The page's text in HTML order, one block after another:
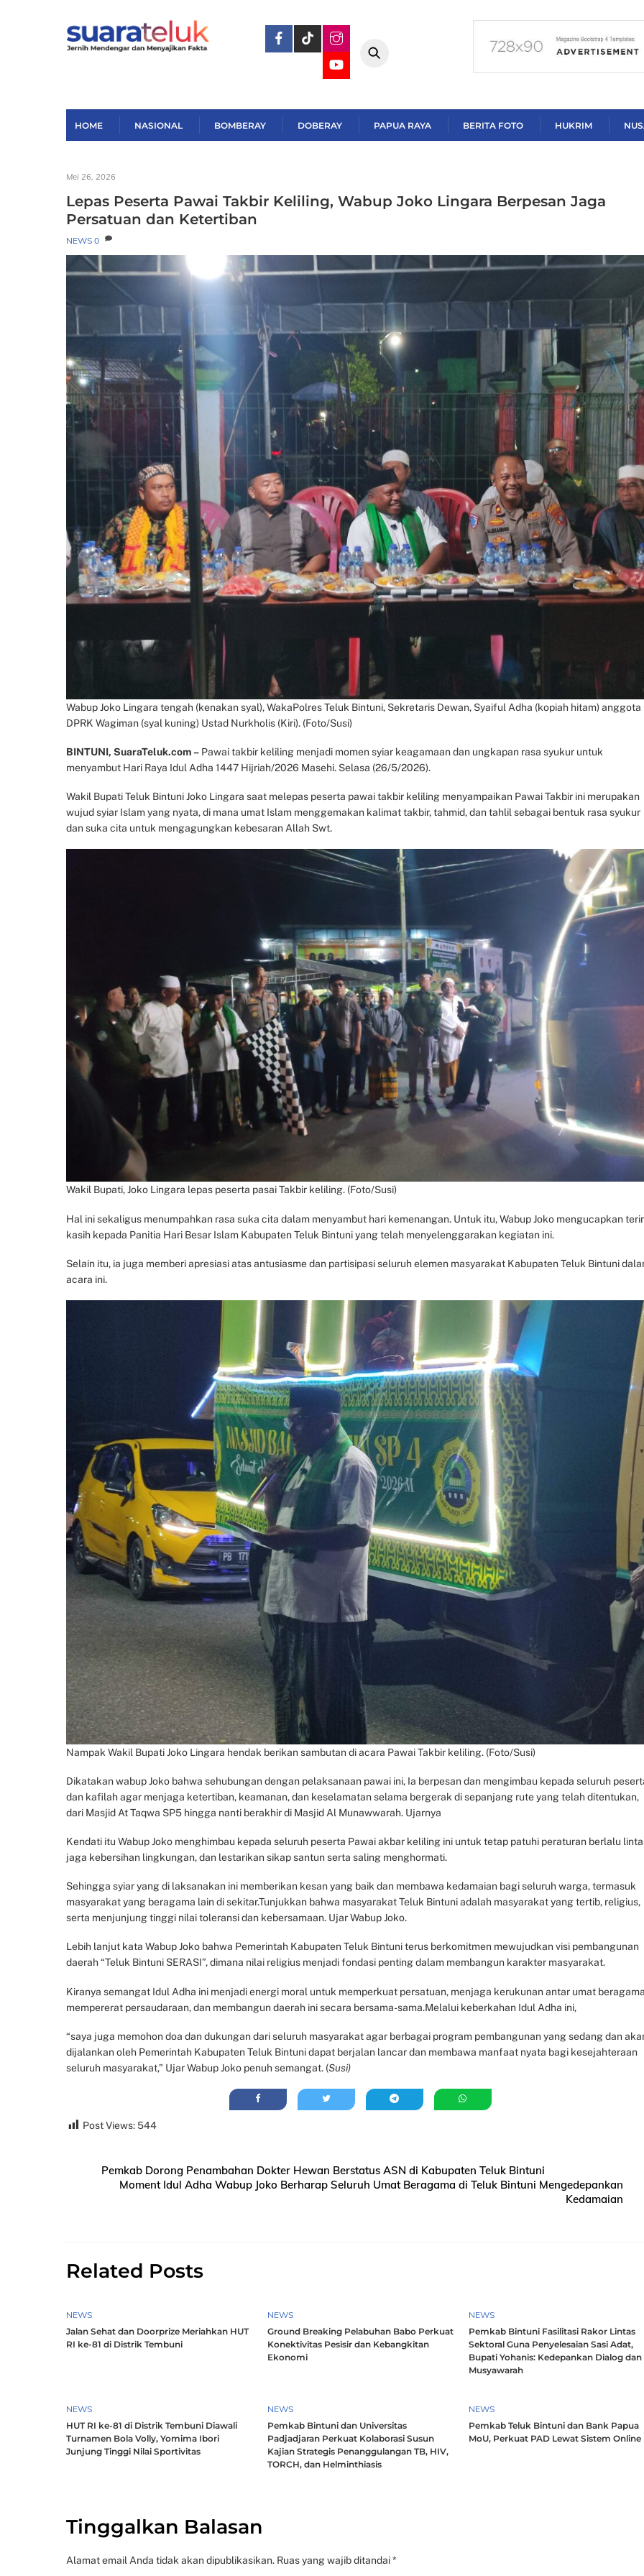
HOME NASIONAL BOMBERAY DOBERAY PAPUA RAYA BERITA FOTO HUKRIM
Mei 26, 2026
Lepas Peserta Pawai Takbir Keliling, Wabup Joko Lingara Berpesan Jaga
Persatuan dan Ketertiban
NEWS 0
Wabup Joko Lingara tengah (kenakan syal), WakaPolres Teluk Bintuni, Sekretaris Dewan, Syaiful Adha (kopiah hitam) anggota
DPRK Wagiman (syal kuning) Ustad Nurkholis (Kiri). (Foto/Susi)
BINTUNI, SuaraTeluk.com – Pawai takbir keliling menjadi momen syiar keagamaan dan ungkapan rasa syukur untuk
menyambut Hari Raya Idul Adha 1447 Hijriah/2026 Masehi. Selasa (26/5/2026).
Wakil Bupati Teluk Bintuni Joko Lingara saat melepas peserta pawai takbir keliling menyampaikan Pawai Takbir ini merupakan
wujud syiar Islam yang nyata, di mana umat Islam menggemakan kalimat takbir, tahmid, dan tahlil sebagai bentuk rasa syukur
dan suka cita untuk mengagungkan kebesaran Allah Swt.
Wakil Bupati, Joko Lingara lepas peserta pasai Takbir keliling. (Foto/Susi)
Hal ini sekaligus menumpahkan rasa suka cita dalam menyambut hari kemenangan. Untuk itu, Wabup Joko mengucapkan
kasih kepada Panitia Hari Besar Islam Kabupaten Teluk Bintuni yang telah menyelenggarakan kegiatan ini.
Selain itu, ia juga memberi apresiasi atas antusiasme dan partisipasi seluruh elemen masyarakat Kabupaten Teluk Bintuni
acara ini.
Nampak Wakil Bupati Joko Lingara hendak berikan sambutan di acara Pawai Takbir keliling. (Foto/Susi)
Dikatakan wabup Joko bahwa sehubungan dengan pelaksanaan pawai ini, Ia berpesan dan mengimbau kepada seluruh
dan kafilah agar menjaga ketertiban, keamanan, dan keselamatan selama bergerak di sepanjang rute yang telah ditentukan,
dari Masjid At Taqwa SP5 hingga nanti berakhir di Masjid Al Munawwarah. Ujarnya
Kendati itu Wabup Joko menghimbau kepada seluruh peserta Pawai akbar keliling ini untuk tetap patuhi peraturan berlalu
jaga kebersihan lingkungan, dan lestarikan sikap santun serta saling menghormati.
Sehingga syiar yang di laksanakan ini memberikan kesan yang baik dan membawa kedamaian bagi seluruh warga, termasuk
masyarakat yang beragama lain di sekitar.Tunjukkan bahwa masyarakat Teluk Bintuni adalah masyarakat yang tertib, religius,
serta menjunjung tinggi nilai toleransi dan kebersamaan. Ujar Wabup Joko.
Lebih lanjut kata Wabup Joko bahwa Pemerintah Kabupaten Teluk Bintuni terus berkomitmen mewujudkan visi pembangunan
daerah “Teluk Bintuni SERASI”, dimana nilai religius menjadi fondasi penting dalam membangun karakter masyarakat.
Kiranya semangat Idul Adha ini menjadi energi moral untuk memperkuat persatuan, menjaga kerukunan antar umat
mempererat persaudaraan, dan membangun daerah ini secara bersama-sama.Melalui keberkahan Idul Adha ini,
“saya juga memohon doa dan dukungan dari seluruh masyarakat agar berbagai program pembangunan yang sedang dan
dijalankan oleh Pemerintah Kabupaten Teluk Bintuni dapat berjalan lancar dan membawa manfaat nyata bagi kesejahteraan
seluruh masyarakat,” Ujar Wabup Joko penuh semangat. (Susi)
Post Views:544
Pemkab Dorong Penambahan Dokter Hewan Berstatus ASN di Kabupaten Teluk Bintuni
Moment Idul Adha Wabup Joko Berharap Seluruh Umat Beragama di Teluk Bintuni Mengedepankan
Kedamaian
Related Posts
NEWS
Jalan Sehat dan Doorprize Meriahkan HUT
RI ke-81 di Distrik Tembuni
NEWS
Ground Breaking Pelabuhan Babo Perkuat
Konektivitas Pesisir dan Kebangkitan
Ekonomi
NEWS
Pemkab Bintuni Fasilitasi Rakor Lintas
Sektoral Guna Penyelesaian Sasi Adat,
Bupati Yohanis: Kedepankan Dialog dan
Musyawarah
NEWS
HUT RI ke-81 di Distrik Tembuni Diawali
Turnamen Bola Volly, Yomima Ibori
Junjung Tinggi Nilai Sportivitas
NEWS
Pemkab Bintuni dan Universitas
Padjadjaran Perkuat Kolaborasi Susun
Kajian Strategis Penanggulangan TB, HIV,
TORCH, dan Helminthiasis
NEWS
Pemkab Teluk Bintuni dan Bank Papua
MoU, Perkuat PAD Lewat Sistem Online
Tinggalkan Balasan
Alamat email Anda tidak akan dipublikasikan. Ruas yang wajib ditandai*